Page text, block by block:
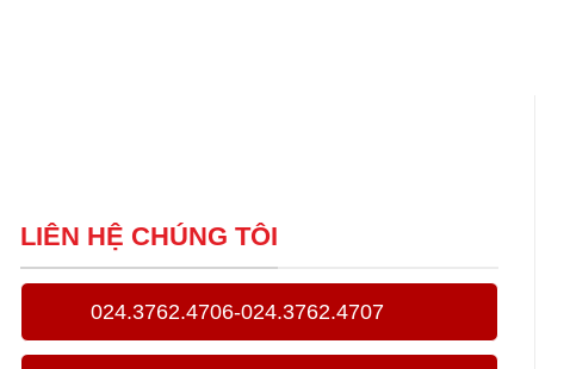
LIÊN HỆ CHÚNG TÔI
024.3762.4706-024.3762.4707